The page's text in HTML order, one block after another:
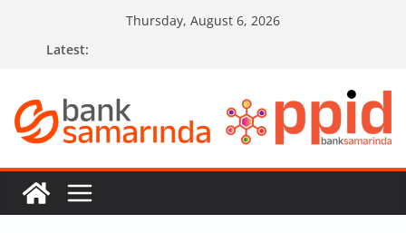
Thursday, August 6, 2026
Latest: